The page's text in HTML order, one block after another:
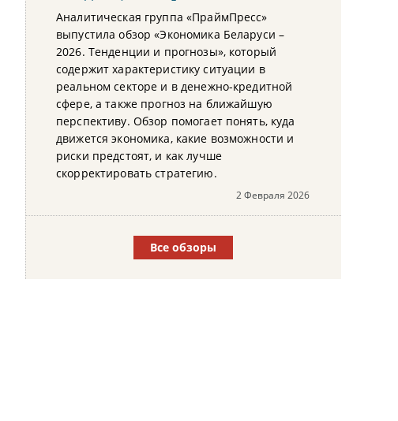
Аналитическая группа «ПраймПресс»
выпустила обзор «Экономика Беларуси –
2026. Тенденции и прогнозы», который
содержит характеристику ситуации в
реальном секторе и в денежно-кредитной
сфере, а также прогноз на ближайшую
перспективу. Обзор помогает понять, куда
движется экономика, какие возможности и
риски предстоят, и как лучше
скорректировать стратегию.
2 Февраля 2026
Все обзоры